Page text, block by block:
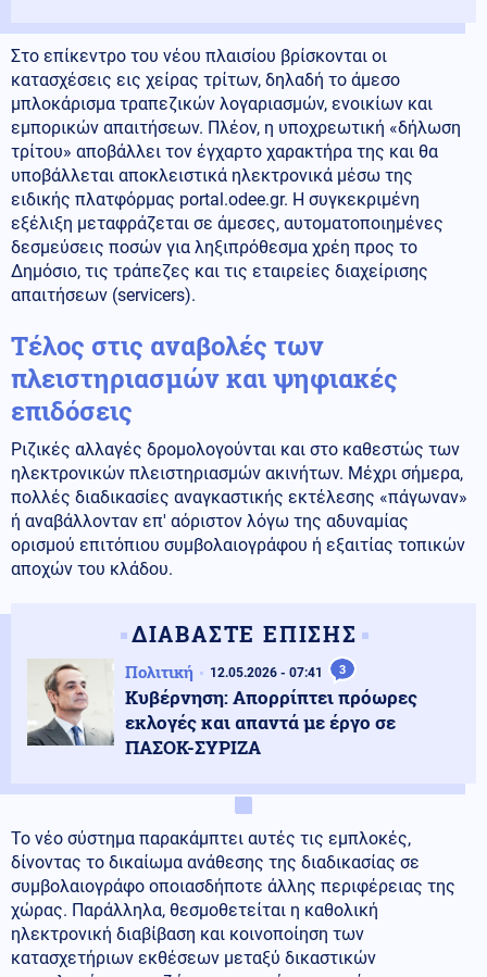
Στο επίκεντρο του νέου πλαισίου βρίσκονται οι
κατασχέσεις εις χείρας τρίτων, δηλαδή το άμεσο
μπλοκάρισμα τραπεζικών λογαριασμών, ενοικίων και
εμπορικών απαιτήσεων. Πλέον, η υποχρεωτική «δήλωση
τρίτου» αποβάλλει τον έγχαρτο χαρακτήρα της και θα
υποβάλλεται αποκλειστικά ηλεκτρονικά μέσω της
ειδικής πλατφόρμας portal.odee.gr. Η συγκεκριμένη
εξέλιξη μεταφράζεται σε άμεσες, αυτοματοποιημένες
δεσμεύσεις ποσών για ληξιπρόθεσμα χρέη προς το
Δημόσιο, τις τράπεζες και τις εταιρείες διαχείρισης
απαιτήσεων (servicers).
Τέλος στις αναβολές των
πλειστηριασμών και ψηφιακές
επιδόσεις
Ριζικές αλλαγές δρομολογούνται και στο καθεστώς των
ηλεκτρονικών πλειστηριασμών ακινήτων. Μέχρι σήμερα,
πολλές διαδικασίες αναγκαστικής εκτέλεσης «πάγωναν»
ή αναβάλλονταν επ' αόριστον λόγω της αδυναμίας
ορισμού επιτόπιου συμβολαιογράφου ή εξαιτίας τοπικών
αποχών του κλάδου.
ΔΙΑΒΑΣΤΕ ΕΠΙΣΗΣ
Πολιτική 12.05.2026 - 07:41 3
Κυβέρνηση: Απορρίπτει πρόωρες
εκλογές και απαντά με έργο σε
ΠΑΣΟΚ-ΣΥΡΙΖΑ
Το νέο σύστημα παρακάμπτει αυτές τις εμπλοκές,
δίνοντας το δικαίωμα ανάθεσης της διαδικασίας σε
συμβολαιογράφο οποιασδήποτε άλλης περιφέρειας της
χώρας. Παράλληλα, θεσμοθετείται η καθολική
ηλεκτρονική διαβίβαση και κοινοποίηση των
κατασχετήριων εκθέσεων μεταξύ δικαστικών